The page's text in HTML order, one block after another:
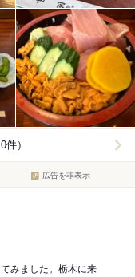
）
広告を非表示
みました。栃木に来